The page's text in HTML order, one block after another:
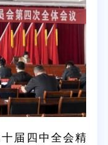
届四中全会精